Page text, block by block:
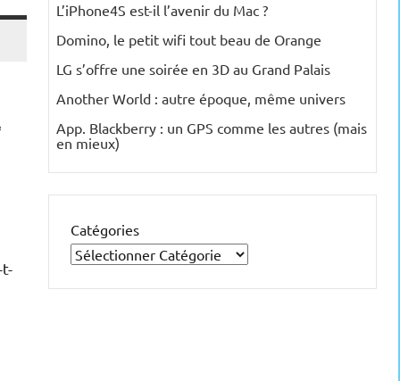
L’iPhone4S est-il l’avenir du Mac ?
Domino, le petit wifi tout beau de Orange
LG s’offre une soirée en 3D au Grand Palais
Another World : autre époque, même univers
App. Blackberry : un GPS comme les autres (mais
en mieux)
Catégories